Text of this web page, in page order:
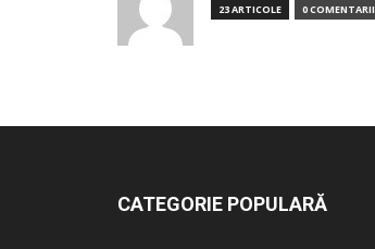
23 ARTICOLE 0 COMENTARII
CATEGORIE POPULARĂ